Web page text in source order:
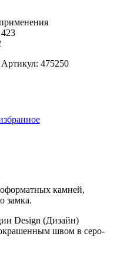
423
Артикул: 475250
камней,
замка.
Design (Дизайн)
швом в серо-